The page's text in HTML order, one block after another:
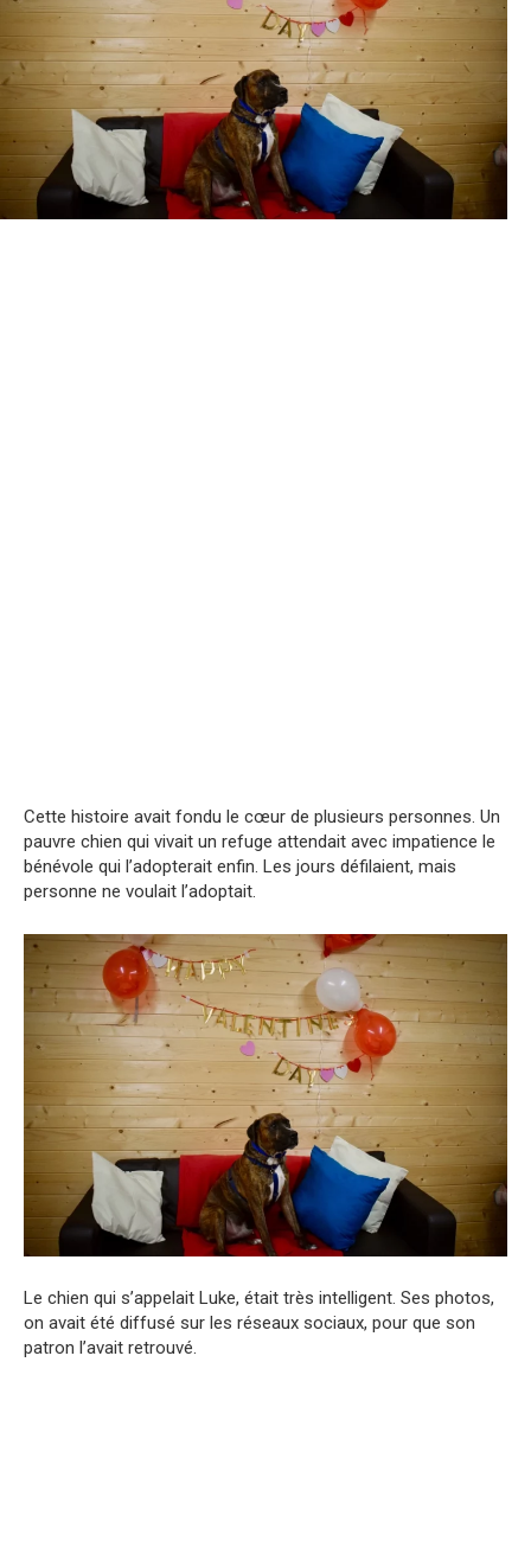
Cette histoire avait fondu le cœur de plusieurs personnes. Un
pauvre chien qui vivait un refuge attendait avec impatience le
bénévole qui l’adopterait enfin. Les jours défilaient, mais
personne ne voulait l’adoptait.
Le chien qui s’appelait Luke, était très intelligent. Ses photos,
on avait été diffusé sur les réseaux sociaux, pour que son
patron l’avait retrouvé.